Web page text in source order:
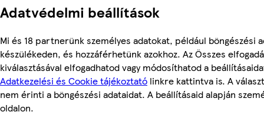
Adatvédelmi beállítások
Mi és 18 partnerünk személyes adatokat, például böngészési
készülékeden, és hozzáférhetünk azokhoz. Az Összes
kiválasztásával elfogadhatod vagy módosíthatod a
Adatkezelési és Cookie tájékoztató linkre kattintva is. A
nem érinti a böngészési adataidat. A beállításaid alapján
oldalon.